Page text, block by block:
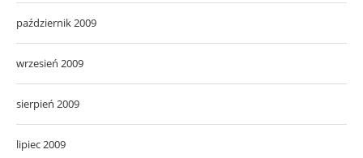
październik 2009
wrzesień 2009
sierpień 2009
lipiec 2009